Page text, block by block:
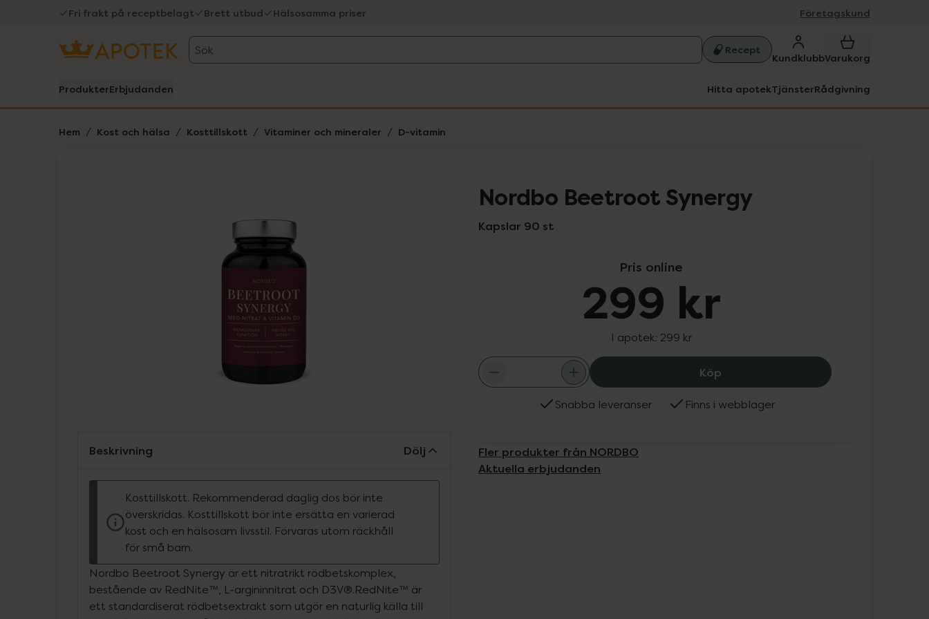
Fri frakt på receptbelagt Brett utbud Hälsosamma priser Företagskund
Sök Recept
KundklubbVarukorg
ProdukterErbjudanden Hitta apotekTjänsterRådgivning
Hem Kost och hälsa Kosttillskott Vitaminer och mineraler D-vitamin
Nordbo Beetroot Synergy
Kapslar 90 st
Pris online
299 kr
I apotek: 299 kr
Köp Nordbo Beetroot Synergy, 299 kr.
Snabba leveranser Finns i webblager
Fler produkter från NORDBO
Aktuella erbjudanden
Beskrivning Dölj
Kosttillskott. Rekommenderad daglig dos bör inte
överskridas. Kosttillskott bör inte ersätta en varierad
kost och en hälsosam livsstil. Förvaras utom räckhåll
för små barn.
Nordbo Beetroot Synergy är ett nitratrikt rödbetskomplex,
bestående av RedNite™, L-argininnitrat och D3V®.RedNite™ är
ett standardiserat rödbetsextrakt som utgör en naturlig källa till